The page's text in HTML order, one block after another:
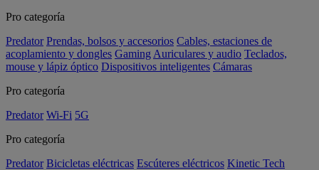
Pro categoría
Predator Prendas, bolsos y accesorios Cables, estaciones de
acoplamiento y dongles Gaming Auriculares y audio Teclados,
mouse y lápiz óptico Dispositivos inteligentes Cámaras
Pro categoría
Predator Wi-Fi 5G
Pro categoría
Predator Bicicletas eléctricas Escúteres eléctricos Kinetic Tech